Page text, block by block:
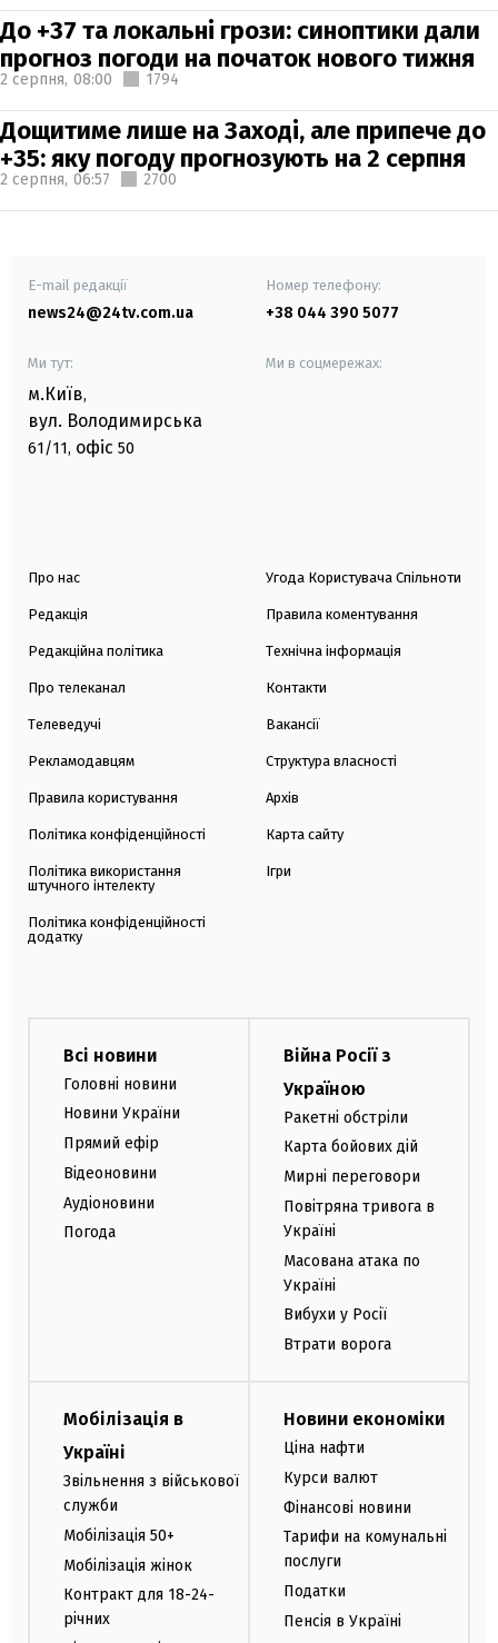
До +37 та локальні грози: синоптики дали
прогноз погоди на початок нового тижня
2 серпня, 08:00 1794
Дощитиме лише на Заході, але припече до
+35: яку погоду прогнозують на 2 серпня
2 серпня, 06:57 2700
E-mail редакції
news24@24tv.com.ua
Номер телефону:
+38 044 390 5077
Ми тут:
м.Київ,
вул. Володимирська
61/11, офіс 50
Ми в соцмережах:
Про нас
Редакція
Редакційна політика
Про телеканал
Телеведучі
Рекламодавцям
Правила користування
Політика конфіденційності
Політика використання
штучного інтелекту
Політика конфіденційності
додатку
Угода Користувача Спільноти
Правила коментування
Технічна інформація
Контакти
Вакансії
Структура власності
Архів
Карта сайту
Ігри
Всі новини
Головні новини
Новини України
Прямий ефір
Відеоновини
Аудіоновини
Погода
Війна Росії з
Україною
Ракетні обстріли
Карта бойових дій
Мирні переговори
Повітряна тривога в
Україні
Масована атака по
Україні
Вибухи у Росії
Втрати ворога
Мобілізація в
Україні
Звільнення з військової
служби
Мобілізація 50+
Мобілізація жінок
Контракт для 18-24-
річних
Новини економіки
Ціна нафти
Курси валют
Фінансові новини
Тарифи на комунальні
послуги
Податки
Пенсія в Україні